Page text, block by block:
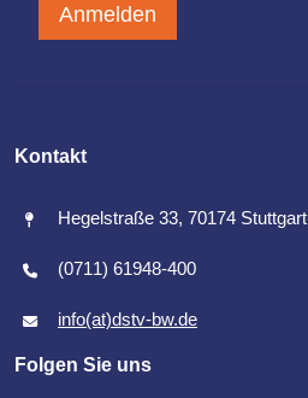
Anmelden
Kontakt
Hegelstraße 33, 70174 Stuttgart
(0711) 61948-400
info(at)dstv-bw.de
Folgen Sie uns